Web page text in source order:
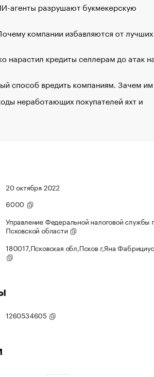
агенты разрушают букмекерскую
компании избавляются от лучших
нарастил кредиты селлерам до атак
способ вредить компаниям. Зачем
неработающих покупателей яхт и
20 октября 2022
6000
Управление Федеральной налоговой службы
Псковской области
180017,Псковская обл,Псков г,Яна
1260534605